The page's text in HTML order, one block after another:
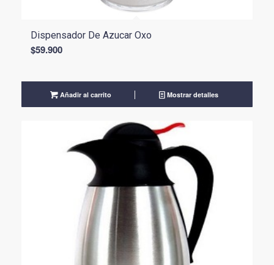
Dispensador De Azucar Oxo
$59.900
Añadir al carrito Mostrar detalles